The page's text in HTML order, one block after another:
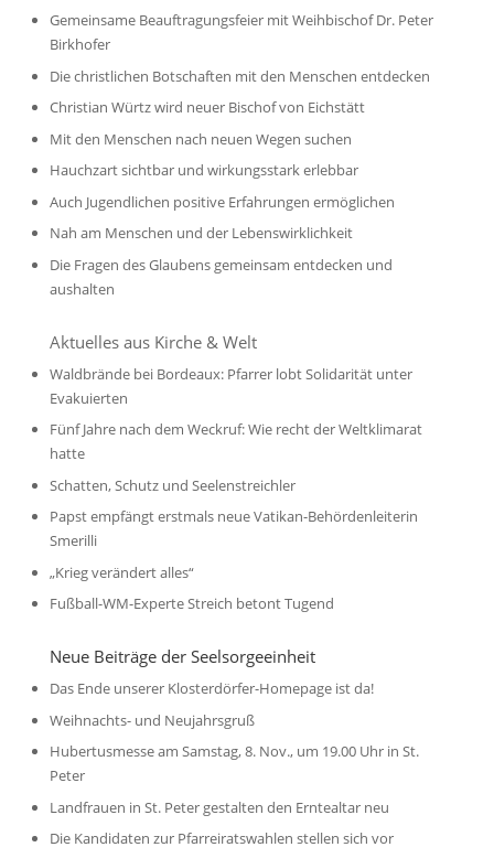
Gemeinsame Beauftragungsfeier mit Weihbischof Dr. Peter
Birkhofer
Die christlichen Botschaften mit den Menschen entdecken
Christian Würtz wird neuer Bischof von Eichstätt
Mit den Menschen nach neuen Wegen suchen
Hauchzart sichtbar und wirkungsstark erlebbar
Auch Jugendlichen positive Erfahrungen ermöglichen
Nah am Menschen und der Lebenswirklichkeit
Die Fragen des Glaubens gemeinsam entdecken und
aushalten
Aktuelles aus Kirche & Welt
Waldbrände bei Bordeaux: Pfarrer lobt Solidarität unter
Evakuierten
Fünf Jahre nach dem Weckruf: Wie recht der Weltklimarat
hatte
Schatten, Schutz und Seelenstreichler
Papst empfängt erstmals neue Vatikan-Behördenleiterin
Smerilli
„Krieg verändert alles“
Fußball-WM-Experte Streich betont Tugend
Neue Beiträge der Seelsorgeeinheit
Das Ende unserer Klosterdörfer-Homepage ist da!
Weihnachts- und Neujahrsgruß
Hubertusmesse am Samstag, 8. Nov., um 19.00 Uhr in St.
Peter
Landfrauen in St. Peter gestalten den Erntealtar neu
Die Kandidaten zur Pfarreiratswahlen stellen sich vor